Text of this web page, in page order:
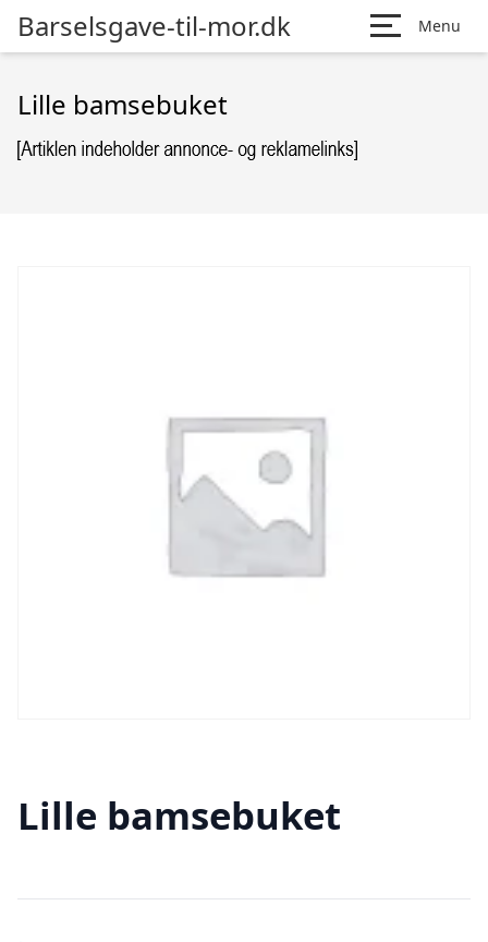
Barselsgave-til-mor.dk Menu
Lille bamsebuket
Lille bamsebuket